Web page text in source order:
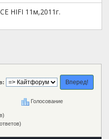
HIFI 11м,2011г.
Голосование